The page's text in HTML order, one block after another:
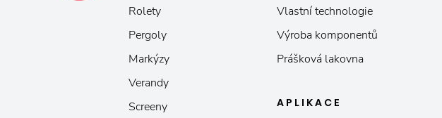
Rolety
Pergoly
Markýzy
Verandy
Screeny
Vlastní technologie
Výroba komponentů
Prášková lakovna
APLIKACE